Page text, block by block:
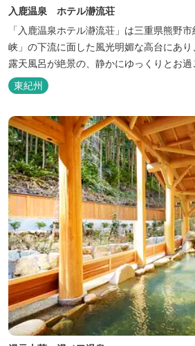
入鹿温泉 ホテル瀞流荘
「入鹿温泉ホテル瀞流荘」は三重県熊野
峡」の下流に面した風光明媚な高台にあ
露天風呂が絶景の、静かにゆっくりとお
る温泉宿泊施設です。 熊野古道をはじめ、日本一の棚田と称される
丸山千枚田、赤木城跡、熊野本宮大社（熊
クセスには大変便利な立地と...
東紀州